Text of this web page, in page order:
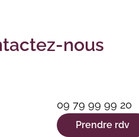
nous
09 79 99 99 20
Prendre rdv